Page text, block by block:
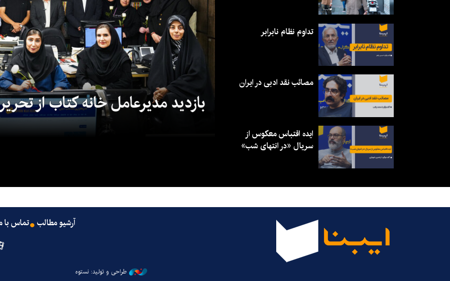
بازدید مدیرعامل خانه کتاب از
تداوم نظام نابرابر
مصائب نقد ادبی در ایران
ایده اقتباس معکوس از
سریال «در انتهای شب»
آرشیو مطالب تماس با
طراحی و تولید: نستوه